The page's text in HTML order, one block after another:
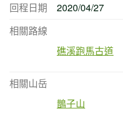
回程日期
2020/04/27
相關路線
礁溪跑馬古道
相關山岳
鵲子山